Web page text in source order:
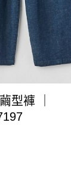
型褲 ｜